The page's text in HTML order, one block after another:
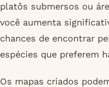
platôs submersos ou
você aumenta
chances de encontrar
espécies que preferem
Os mapas criados